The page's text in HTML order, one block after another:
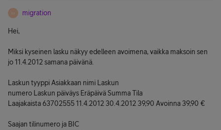
M migration
Hei,
Miksi kyseinen lasku näkyy edelleen avoimena, vaikka maksoin sen
jo 11.4.2012 samana päivänä.
Laskun tyyppi Asiakkaan nimi Laskun
numero Laskun päiväys Eräpäivä Summa Tila
Laajakaista 63702555 11.4.2012 30.4.2012 39,90 Avoinna 39,90 €
Saajan tilinumero ja BIC